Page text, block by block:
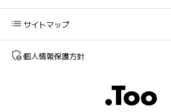
list サイトマップ
admin_panel_settings個人情報保護方針